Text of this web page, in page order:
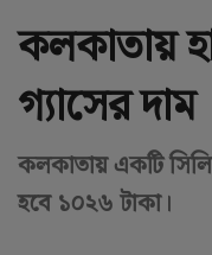
কলকাতায়
গ্যাসের দাম
কলকাতায় একটি
হবে ১০২৬ টাকা।